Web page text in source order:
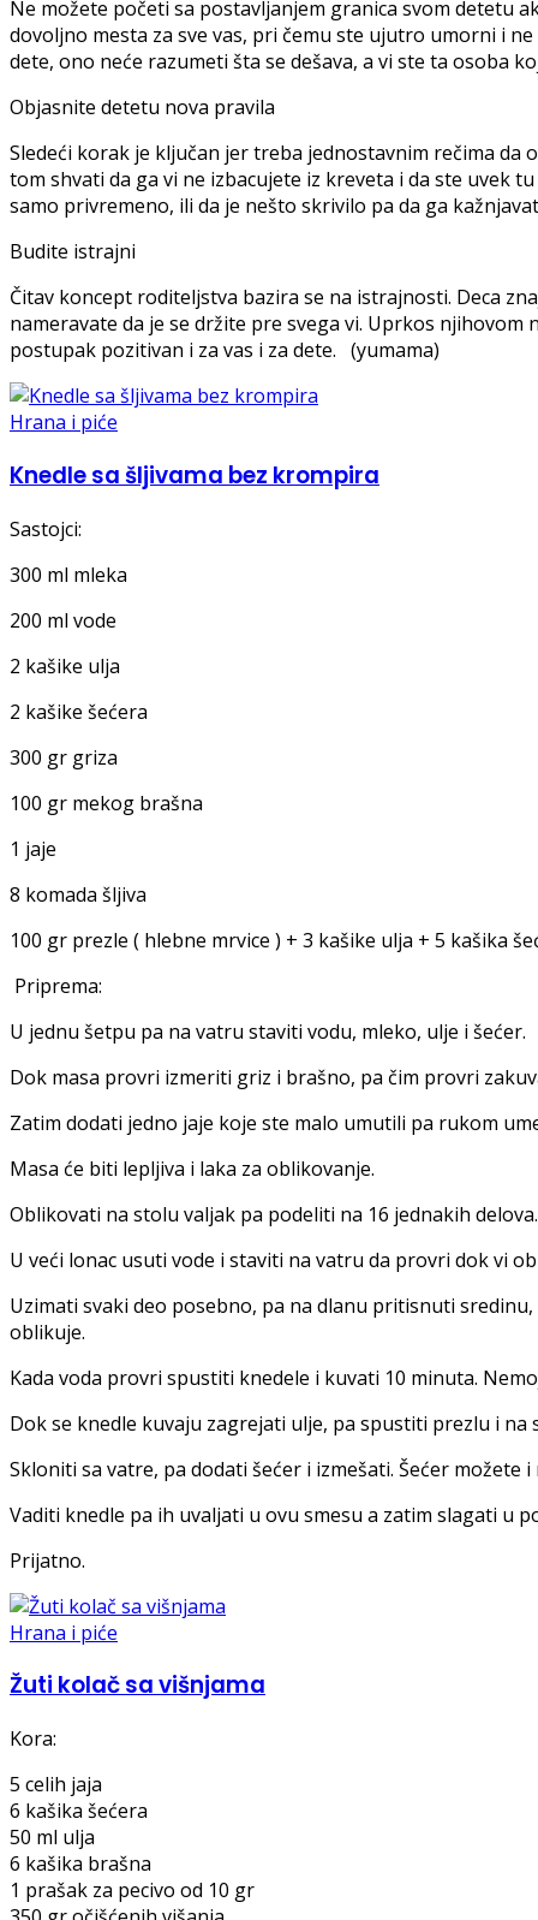
Ne možete početi sa postavljanjem granica svom detetu
dovoljno mesta za sve vas, pri čemu ste ujutro umorni i
dete, ono neće razumeti šta se dešava, a vi ste ta osoba
Objasnite detetu nova pravila
Sledeći korak je ključan jer treba jednostavnim rečima da
tom shvati da ga vi ne izbacujete iz kreveta i da ste uvek
samo privremeno, ili da je nešto skrivilo pa da ga
Budite istrajni
Čitav koncept roditeljstva bazira se na istrajnosti. Deca
nameravate da je se držite pre svega vi. Uprkos
postupak pozitivan i za vas i za dete. (yumama)
Hrana i piće
Knedle sa šljivama bez krompira
Sastojci:
300 ml mleka
200 ml vode
2 kašike ulja
2 kašike šećera
300 gr griza
100 gr mekog brašna
1 jaje
8 komada šljiva
100 gr prezle ( hlebne mrvice ) + 3 kašike ulja + 5 kašika
Priprema:
U jednu šetpu pa na vatru staviti vodu, mleko, ulje i šećer.
Dok masa provri izmeriti griz i brašno, pa čim provri
Zatim dodati jedno jaje koje ste malo umutili pa rukom
Masa će biti lepljiva i laka za oblikovanje.
Oblikovati na stolu valjak pa podeliti na 16 jednakih delova.
U veći lonac usuti vode i staviti na vatru da provri dok vi
Uzimati svaki deo posebno, pa na dlanu pritisnuti
oblikuje.
Kada voda provri spustiti knedele i kuvati 10 minuta.
Dok se knedle kuvaju zagrejati ulje, pa spustiti prezlu i
Skloniti sa vatre, pa dodati šećer i izmešati. Šećer možete
Vaditi knedle pa ih uvaljati u ovu smesu a zatim slagati u
Prijatno.
Hrana i piće
Žuti kolač sa višnjama
Kora:
5 celih jaja
6 kašika šećera
50 ml ulja
6 kašika brašna
1 prašak za pecivo od 10 gr